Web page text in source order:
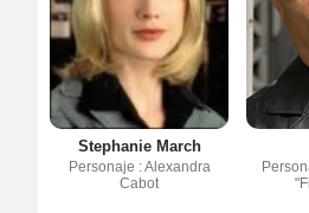
Stephanie March
Personaje : Alexandra
Cabot